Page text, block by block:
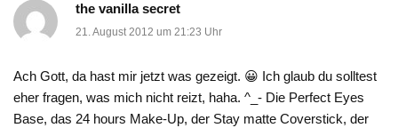
the vanilla secret
21. August 2012 um 21:23 Uhr
Ach Gott, da hast mir jetzt was gezeigt. 😀 Ich glaub du solltest
eher fragen, was mich nicht reizt, haha. ^_- Die Perfect Eyes
Base, das 24 hours Make-Up, der Stay matte Coverstick, der